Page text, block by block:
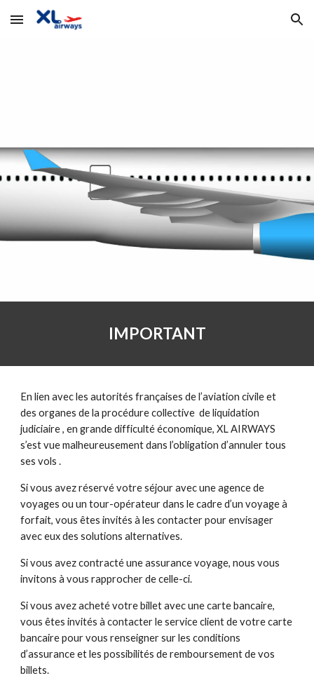
Skip to main content Skip to navigation
IMPORTANT
En lien avec les autorités françaises de l’aviation civile et
des organes de la procédure collective  de liquidation
judiciaire , en grande difficulté économique, XL AIRWAYS
s’est vue malheureusement dans l’obligation d’annuler tous
ses vols .
Si vous avez réservé votre séjour avec une agence de
voyages ou un tour-opérateur dans le cadre d’un voyage à
forfait, vous êtes invités à les contacter pour envisager
avec eux des solutions alternatives.
Si vous avez contracté une assurance voyage, nous vous
invitons à vous rapprocher de celle-ci.
Si vous avez acheté votre billet avec une carte bancaire,
vous êtes invités à contacter le service client de votre carte
bancaire pour vous renseigner sur les conditions
d’assurance et les possibilités de remboursement de vos
billets.